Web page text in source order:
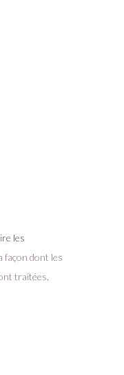
les
façon dont les
traitées.